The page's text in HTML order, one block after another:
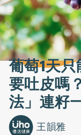
葡萄1天
要吐皮嗎
法」連籽
王韻雅